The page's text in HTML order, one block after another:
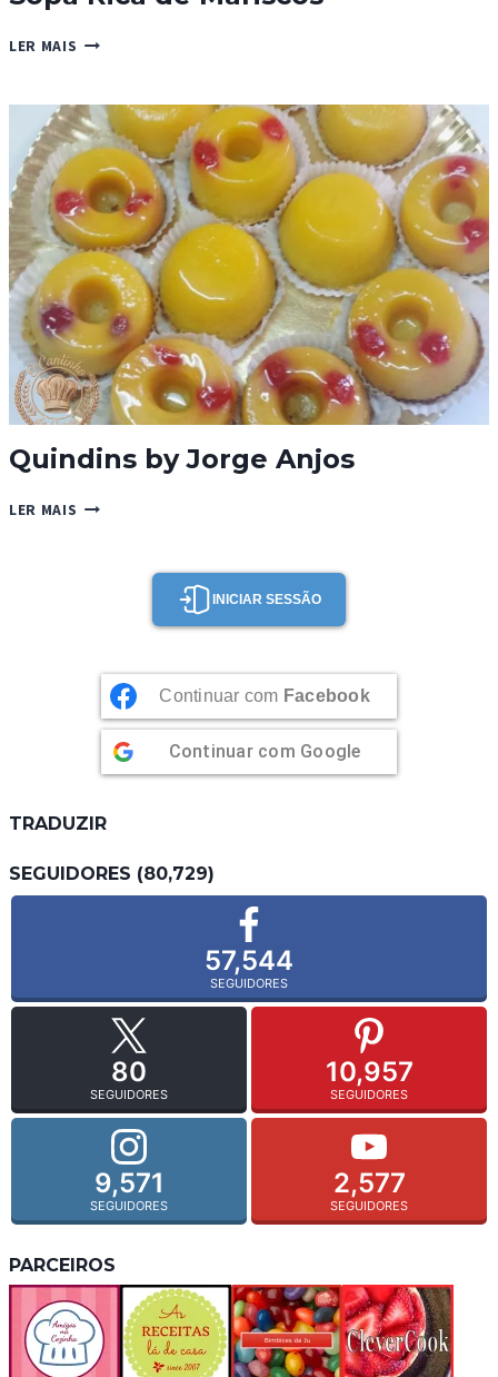
LER MAIS SOPA
MARISCOS
Quindins by Jorge Anjos
LER MAIS QUINDINS
INICIAR SESSÃO
Continuar com Facebook
Continuar com Google
TRADUZIR
SEGUIDORES (80,729)
57,544
SEGUIDORES
80
SEGUIDORES
10,957
SEGUIDORES
9,571
SEGUIDORES
2,577
SEGUIDORES
PARCEIROS